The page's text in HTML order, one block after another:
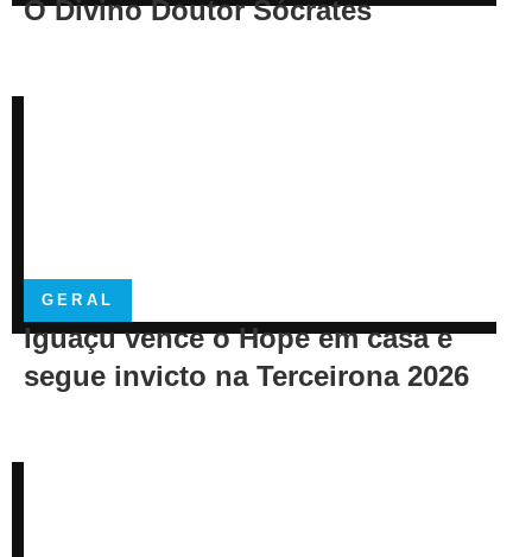
O Divino Doutor Sócrates
GERAL
Iguaçu vence o Hope em casa e
segue invicto na Terceirona 2026